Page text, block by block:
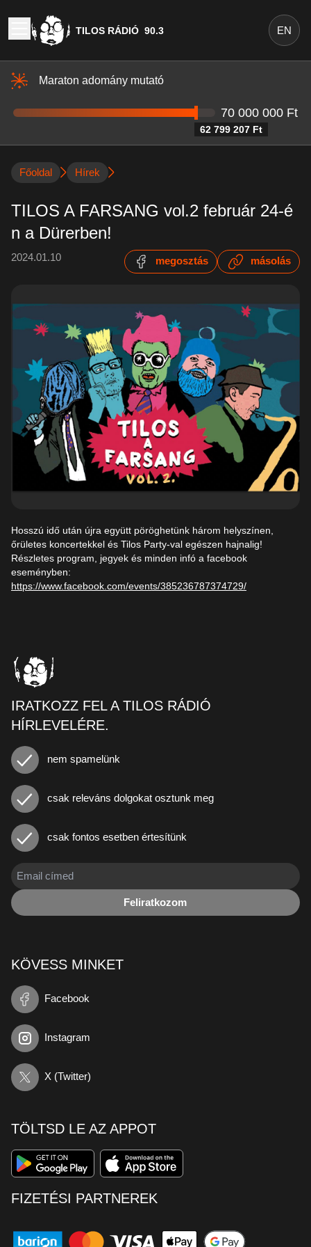
TILOS RÁDIÓ 90.3 EN
Maraton adomány mutató
62 799 207 Ft
70 000 000 Ft
Főoldal Hírek
TILOS A FARSANG vol.2 február 24-é
n a Dürerben!
2024.01.10 megosztás másolás
Hosszú idő után újra együtt pöröghetünk három helyszínen,
őrületes koncertekkel és Tilos Party-val egészen hajnalig!
Részletes program, jegyek és minden infó a facebook
eseményben:
https://www.facebook.com/events/385236787374729/
IRATKOZZ FEL A TILOS RÁDIÓ
HÍRLEVELÉRE.
nem spamelünk
csak releváns dolgokat osztunk meg
csak fontos esetben értesítünk
Feliratkozom
KÖVESS MINKET
Facebook
Instagram
X (Twitter)
TÖLTSD LE AZ APPOT
FIZETÉSI PARTNEREK